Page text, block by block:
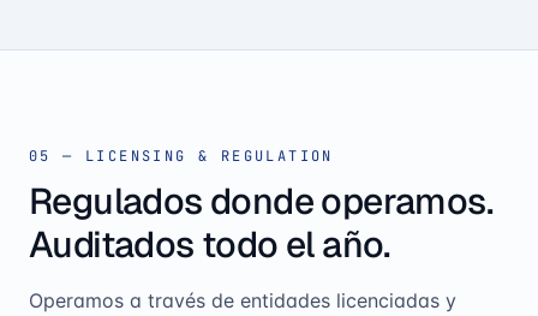
05 — LICENSING & REGULATION
Regulados donde operamos.
Auditados todo el año.
Operamos a través de entidades licenciadas y